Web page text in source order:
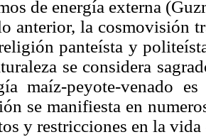
de energía externa
anterior, la cosmovisión
panteísta y
se considera
maíz-peyote-venado
se manifiesta en
y restricciones en la